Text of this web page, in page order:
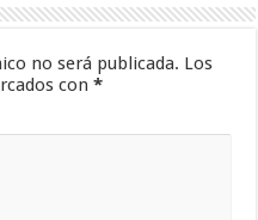
no será publicada. Los
con*